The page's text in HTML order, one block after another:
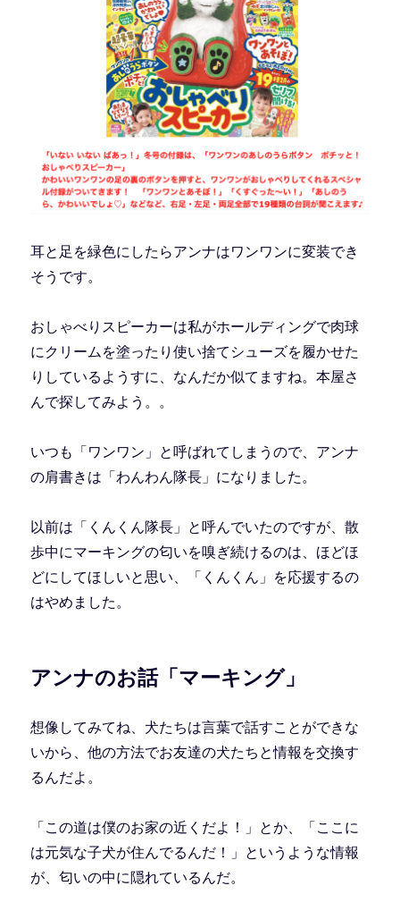
耳と足を緑色にしたらアンナはワンワンに変装でき
そうです。
おしゃべりスピーカーは私がホールディングで肉球
にクリームを塗ったり使い捨てシューズを履かせた
りしているようすに、なんだか似てますね。本屋さ
んで探してみよう。。
いつも「ワンワン」と呼ばれてしまうので、アンナ
の肩書きは「わんわん隊長」になりました。
以前は「くんくん隊長」と呼んでいたのですが、散
歩中にマーキングの匂いを嗅ぎ続けるのは、ほどほ
どにしてほしいと思い、「くんくん」を応援するの
はやめました。
アンナのお話「マーキング」
想像してみてね、犬たちは言葉で話すことができな
いから、他の方法でお友達の犬たちと情報を交換す
るんだよ。
「この道は僕のお家の近くだよ！」とか、「ここに
は元気な子犬が住んでるんだ！」というような情報
が、匂いの中に隠れているんだ。